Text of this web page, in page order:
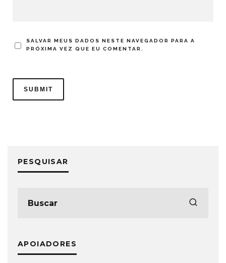
SALVAR MEUS DADOS NESTE NAVEGADOR PARA A
PRÓXIMA VEZ QUE EU COMENTAR.
PESQUISAR
APOIADORES